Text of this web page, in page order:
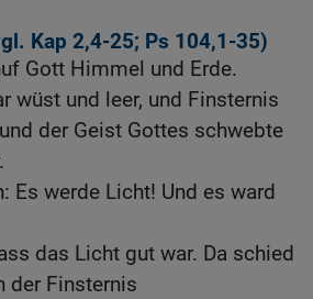
Kap 2,4-25; Ps 104,1-35)
Gott Himmel und Erde.
wüst und leer, und Finsternis
der Geist Gottes schwebte
Es werde Licht! Und es ward
das Licht gut war. Da schied
der Finsternis